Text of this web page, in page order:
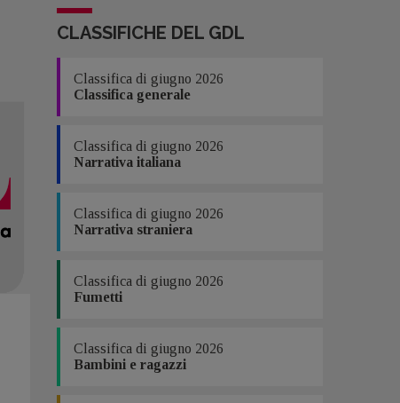
CLASSIFICHE DEL GDL
Classifica di giugno 2026
Classifica generale
Classifica di giugno 2026
Narrativa italiana
Classifica di giugno 2026
Narrativa straniera
Classifica di giugno 2026
Fumetti
Classifica di giugno 2026
Bambini e ragazzi